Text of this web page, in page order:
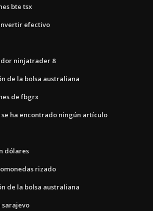
bte tsx
efectivo
ninjatrader 8
de la bolsa australiana
de fbgrx
ha encontrado ningún artículo
dólares
rizado
de la bolsa australiana
sarajevo